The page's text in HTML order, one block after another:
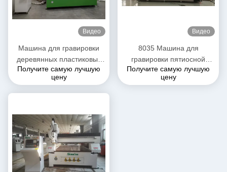
Видео
Машина для гравировки
деревянных пластиковых
досок из алюминиевой
палочки
Получите самую лучшую
цену
Видео
8035 Машина для
гравировки пятиосной
профильной алюминиевой
пластины
Получите самую лучшую
цену